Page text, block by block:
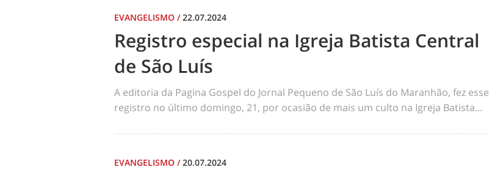
EVANGELISMO /22.07.2024
Registro especial na Igreja Batista Central
de São Luís
A editoria da Pagina Gospel do Jornal Pequeno de São Luís do Maranhão, fez esse
registro no último domingo, 21, por ocasião de mais um culto na Igreja Batista...
EVANGELISMO /20.07.2024